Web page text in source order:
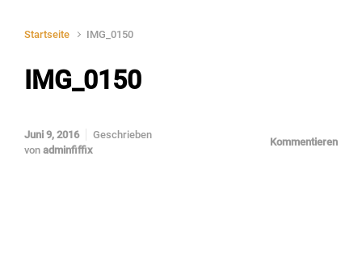
Startseite IMG_0150
IMG_0150
Juni 9, 2016
Geschrieben
von adminfiffix
Kommentieren